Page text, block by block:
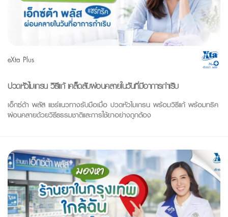
eXta Plus
ปวดหัวไมเกรน วิธีแก้ เคล็ดลับผ่อนคลายในวันที่มีอาการกำเริบ
เอ็กซ์ต้า พลัส แชร์แนวทางรับมือเมื่อ ปวดหัวไมเกรน พร้อมวิธีแก้ พร้อมทริค
ผ่อนคลายด้วยวิธีธรรมชาติและการใช้ยาอย่างถูกต้อง